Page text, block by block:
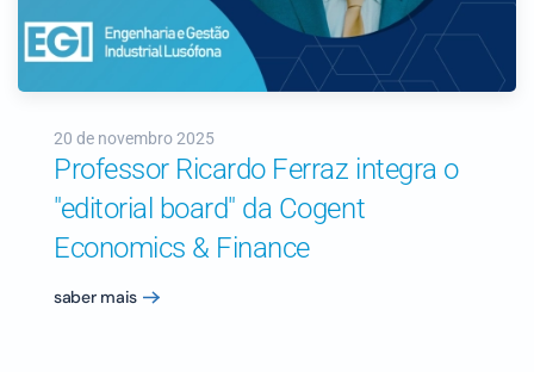
20 de novembro 2025
Professor Ricardo Ferraz integra o
"editorial board" da Cogent
Economics & Finance
saber mais